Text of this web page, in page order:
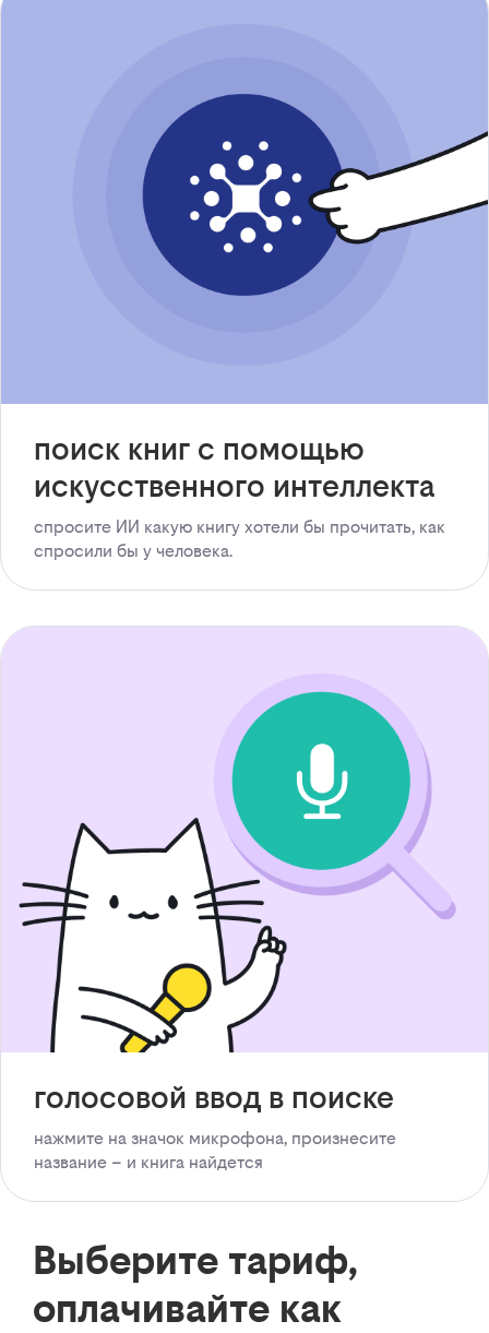
поиск книг с помощью
искусственного интеллекта
спросите ИИ какую книгу хотели бы прочитать, как
спросили бы у человека.
голосовой ввод в поиске
нажмите на значок микрофона, произнесите
название – и книга найдется
Выберите тариф,
оплачивайте как